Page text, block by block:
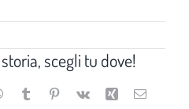
scegli tu dove!
WhatsApp
TumblrPinterest
Vk Xing Email